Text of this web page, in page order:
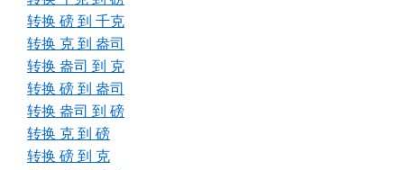
转换 磅 到 千克
转换 克 到 盎司
转换 盎司 到 克
转换 磅 到 盎司
转换 盎司 到 磅
转换 克 到 磅
转换 磅 到 克